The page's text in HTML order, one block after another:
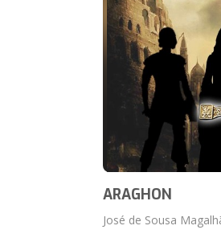
ARAGHON
José de Sousa